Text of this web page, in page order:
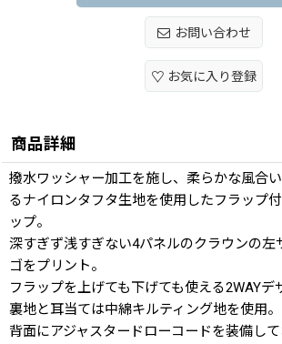
お問い合わせ
お気に入り登録
商品詳細
撥水ワッシャー加工を施し、柔らかな風合
るナイロンタフタ生地を使用したフラップ
ップ。
深すぎず浅すぎない4パネルのクラウンの左
ゴをプリント。
フラップを上げても下げても使える2WAYデ
裏地と耳当ては中綿キルティング地を使用。
背面にアジャスタードローコードを装備し